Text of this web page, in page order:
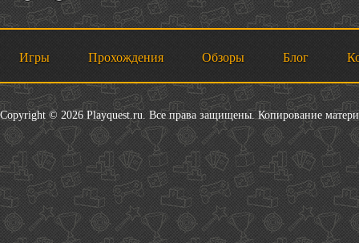
Игры Прохождения Обзоры Блог
Copyright © 2026 Playquest.ru. Все права защищены. Копирование